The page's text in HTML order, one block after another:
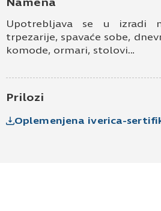
privatnosti
*
Prijavljujem se za vesti i
Upotrebljava se u izradi
trpezarije, spavaće sobe,
komode, ormari, stolovi…
Prilozi
Oplemenjena iverica-